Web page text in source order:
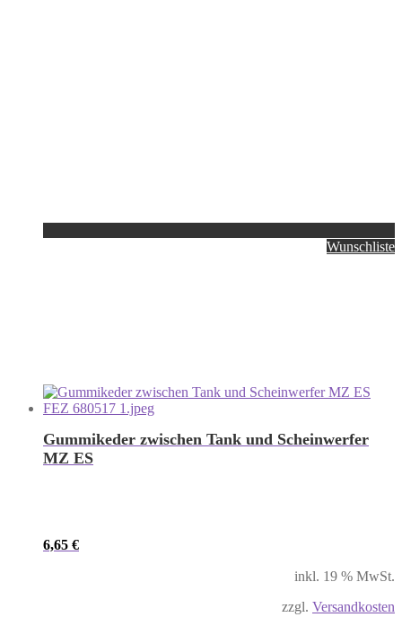
Wunschliste
Gummikeder zwischen Tank und Scheinwerfer
MZ ES
6,65 €
inkl. 19 % MwSt.
zzgl. Versandkosten